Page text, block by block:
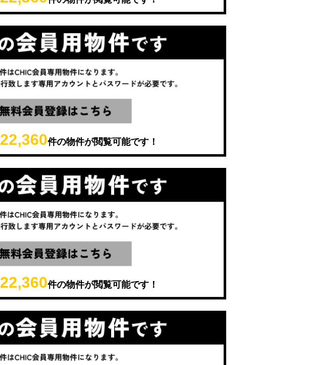
22,360件の物件が閲覧可能です！
22,360件の物件が閲覧可能です！